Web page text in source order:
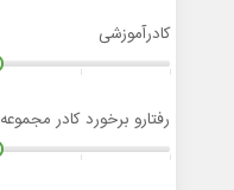
کادرآموزشی
رفتارو برخورد کادر مجموعه